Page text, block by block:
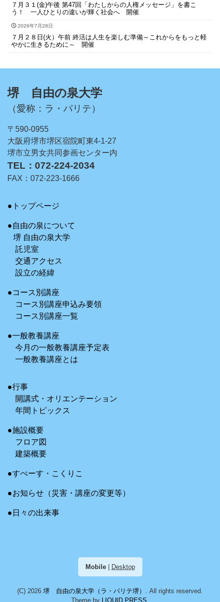
７月３１(金)午後 第47回「わたしからの人権メッセージ」を書こ
う！ 一人ひとりの違いが輝く社会へ 開催
2026年7月28日
７月２８日(火）午前 終活は人生を楽しむ準備～これからをもっと軽
やかに生きるために～ 開催
堺 自由の泉大学
（愛称：ラ・パリテ）
〒590-0955
大阪府堺市堺区宿院町東4-1-27
堺市立男女共同参画センター内
TEL：072-224-2034
FAX：072-223-1666
●トップページ
●自由の泉について
堺 自由の泉大学
託児室
交通アクセス
設立の経緯
●コース別講座
コース別講座申込み要領
コース別講座一覧
●一般教養講座
今月の一般教養講座予定表
一般教養講座とは
●行事
開講式・オリエンテーション
年間トピックス
●施設概要
フロア図
建築概要
●すぺーす・こくりこ
●お知らせ（災害・講座の変更等）
●日々の出来事
Mobile| Desktop
(C) 2026 堺 自由の泉大学（ラ・パリテ堺）
. All rights reserved.
Theme by LIQUID PRESS